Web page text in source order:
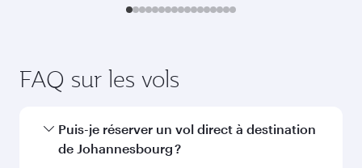
FAQ sur les vols
Puis-je réserver un vol direct à destination
de Johannesbourg ?